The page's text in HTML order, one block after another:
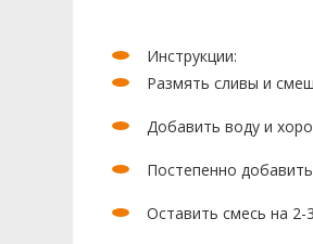
Инструкции:
Размять сливы и
Добавить воду и
Постепенно
Оставить смесь на